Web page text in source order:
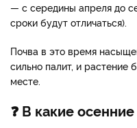
— с середины апреля до
сроки будут отличаться).
Почва в это время
сильно палит, и растение
месте.
❓ В какие